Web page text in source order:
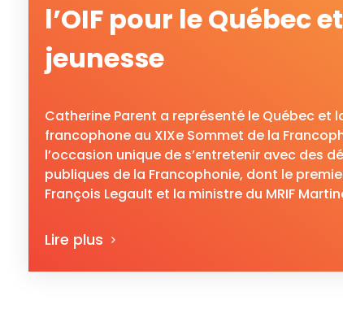
l’OIF pour le Québec
jeunesse
Catherine Parent a représenté le Québec et
francophone au XIXe Sommet de la
l’occasion unique de s’entretenir avec des
publiques de la Francophonie, dont le
François Legault et la ministre du MRIF
Lire plus